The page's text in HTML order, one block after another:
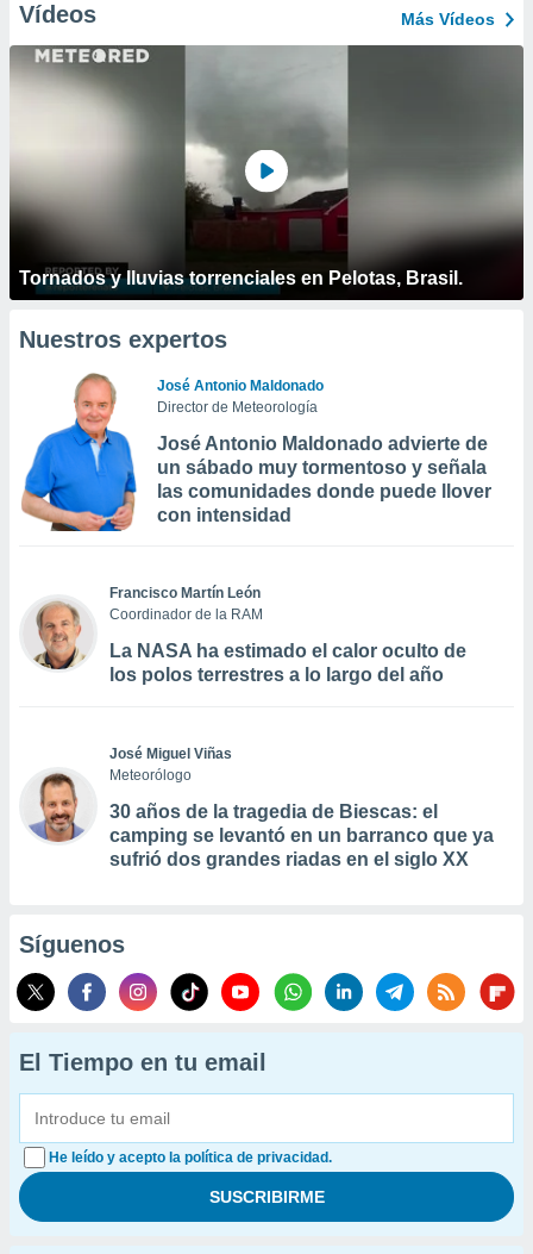
Vídeos Más Vídeos
Tornados y lluvias torrenciales en Pelotas, Brasil.
Nuestros expertos
José Antonio Maldonado
Director de Meteorología
José Antonio Maldonado advierte de
un sábado muy tormentoso y señala
las comunidades donde puede llover
con intensidad
Francisco Martín León
Coordinador de la RAM
La NASA ha estimado el calor oculto de
los polos terrestres a lo largo del año
José Miguel Viñas
Meteorólogo
30 años de la tragedia de Biescas: el
camping se levantó en un barranco que ya
sufrió dos grandes riadas en el siglo XX
Síguenos
El Tiempo en tu email
He leído y acepto la política de privacidad.